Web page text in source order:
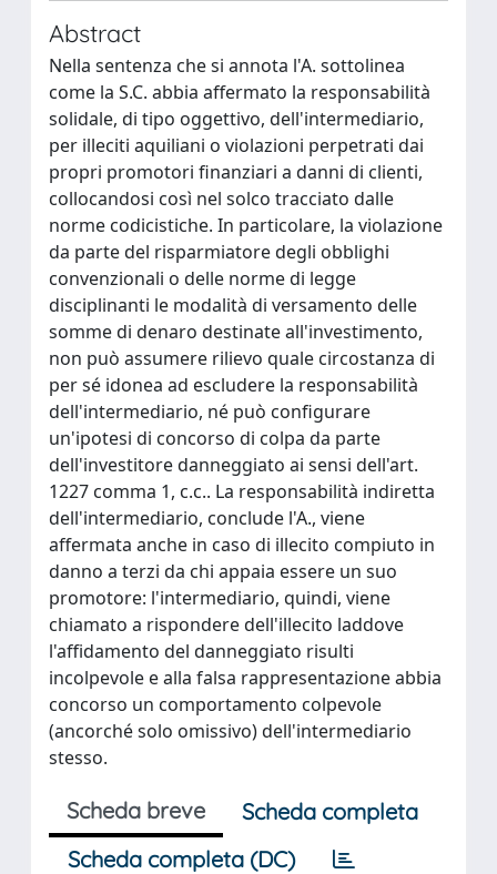
Abstract
Nella sentenza che si annota l'A. sottolinea
come la S.C. abbia affermato la responsabilità
solidale, di tipo oggettivo, dell'intermediario,
per illeciti aquiliani o violazioni perpetrati dai
propri promotori finanziari a danni di clienti,
collocandosi così nel solco tracciato dalle
norme codicistiche. In particolare, la violazione
da parte del risparmiatore degli obblighi
convenzionali o delle norme di legge
disciplinanti le modalità di versamento delle
somme di denaro destinate all'investimento,
non può assumere rilievo quale circostanza di
per sé idonea ad escludere la responsabilità
dell'intermediario, né può configurare
un'ipotesi di concorso di colpa da parte
dell'investitore danneggiato ai sensi dell'art.
1227 comma 1, c.c.. La responsabilità indiretta
dell'intermediario, conclude l'A., viene
affermata anche in caso di illecito compiuto in
danno a terzi da chi appaia essere un suo
promotore: l'intermediario, quindi, viene
chiamato a rispondere dell'illecito laddove
l'affidamento del danneggiato risulti
incolpevole e alla falsa rappresentazione abbia
concorso un comportamento colpevole
(ancorché solo omissivo) dell'intermediario
stesso.
Scheda breve
Scheda completa
Scheda completa (DC)